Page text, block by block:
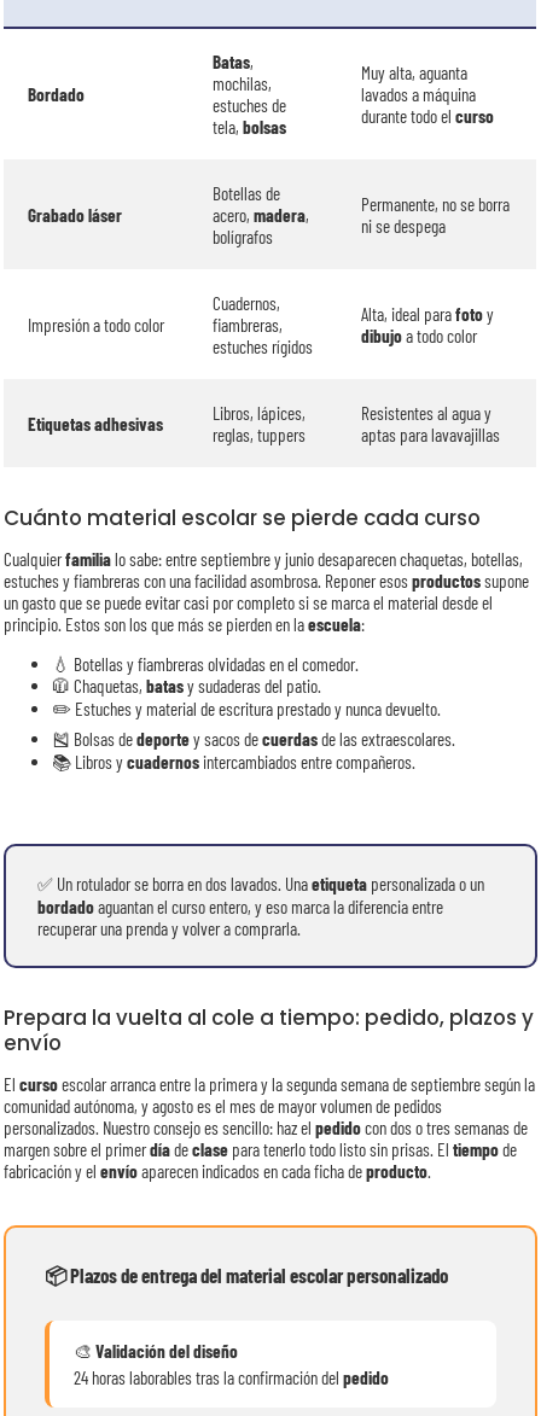
Bordado
Batas,
mochilas,
estuches de
tela,bolsas
Muy alta, aguanta
lavados a máquina
durante todo elcurso
Grabado láser
Botellas de
acero,madera,
bolígrafos
Permanente, no se borra
ni se despega
Impresión a todo color
Cuadernos,
fiambreras,
estuches rígidos
Alta, ideal parafotoy
dibujoa todo color
Etiquetas adhesivas
Libros, lápices,
reglas, tuppers
Resistentes al agua y
aptas para lavavajillas
Cuánto material escolar se pierde cada curso
Cualquierfamilialo sabe: entre septiembre y junio desaparecen chaquetas, botellas,
estuches y fiambreras con una facilidad asombrosa. Reponer esosproductossupone
un gasto que se puede evitar casi por completo si se marca el material desde el
principio. Estos son los que más se pierden en laescuela:
💧 Botellas y fiambreras olvidadas en el comedor.
🧥 Chaquetas,batasy sudaderas del patio.
✏️ Estuches y material de escritura prestado y nunca devuelto.
🎽 Bolsas dedeportey sacos decuerdasde las extraescolares.
📚 Libros ycuadernosintercambiados entre compañeros.
✅ Un rotulador se borra en dos lavados. Unaetiqueta personalizada o un
bordadoaguantan el curso entero, y eso marca la diferencia entre
recuperar una prenda y volver a comprarla.
Prepara la vuelta al cole a tiempo: pedido, plazos y
envío
Elcursoescolar arranca entre la primera y la segunda semana de septiembre según la
comunidad autónoma, y agosto es el mes de mayor volumen de pedidos
personalizados. Nuestro consejo es sencillo: haz elpedidocon dos o tres semanas de
margen sobre el primerdíadeclase para tenerlo todo listo sin prisas. Eltiempode
fabricación y elenvíoaparecen indicados en cada ficha deproducto.
📦 Plazos de entrega del material escolar personalizado
🎨Validación del diseño
24 horas laborables tras la confirmación delpedido